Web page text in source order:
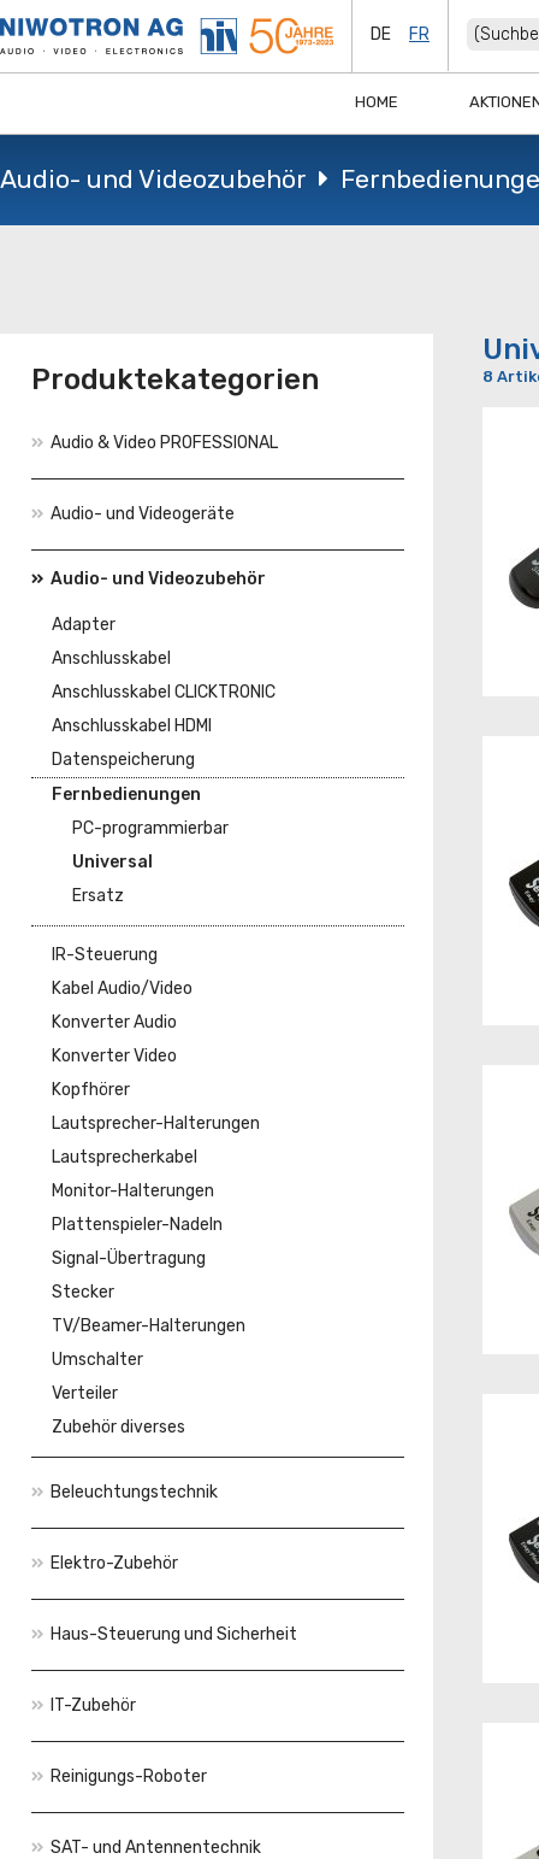
DE FR
HOME
Audio- und Videozubehör
Produktekategorien
Audio & Video PROFESSIONAL
Audio- und Videogeräte
Audio- und Videozubehör
Adapter
Anschlusskabel
Anschlusskabel CLICKTRONIC
Anschlusskabel HDMI
Datenspeicherung
Fernbedienungen
PC-programmierbar
Universal
Ersatz
IR-Steuerung
Kabel Audio/Video
Konverter Audio
Konverter Video
Kopfhörer
Lautsprecher-Halterungen
Lautsprecherkabel
Monitor-Halterungen
Plattenspieler-Nadeln
Signal-Übertragung
Stecker
TV/Beamer-Halterungen
Umschalter
Verteiler
Zubehör diverses
Beleuchtungstechnik
Elektro-Zubehör
Haus-Steuerung und Sicherheit
IT-Zubehör
Reinigungs-Roboter
SAT- und Antennentechnik
8